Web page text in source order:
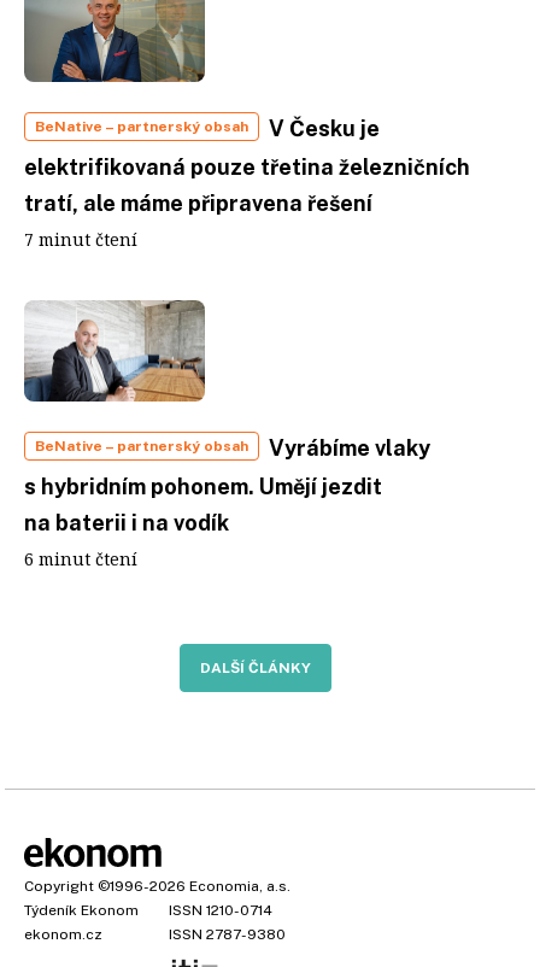
BeNative – partnerský obsah
V Česku je
elektrifikovaná pouze třetina železničních
tratí, ale máme připravena řešení
7 minut čtení
BeNative – partnerský obsah
Vyrábíme vlaky
s hybridním pohonem. Umějí jezdit
na baterii i na vodík
6 minut čtení
DALŠÍ ČLÁNKY
Copyright ©1996-2026 Economia, a.s.
Týdeník Ekonom
ISSN 1210-0714
ekonom.cz
ISSN 2787-9380